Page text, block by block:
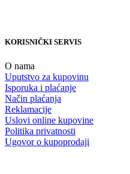
KORISNIČKI SERVIS
O nama
Uputstvo za kupovinu
Isporuka i plaćanje
Način plaćanja
Reklamacije
Uslovi online kupovine
Politika privatnosti
Ugovor o kupoprodaji